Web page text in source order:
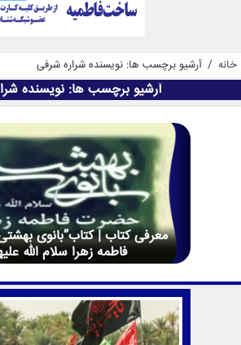
خانه / آرشیو برچسب ها: نویسنده شراره شرفی
آرشیو برچسب ها:نویسنده
معرفی کتاب | کتاب”بانوی
فاطمه زهرا سلام الله